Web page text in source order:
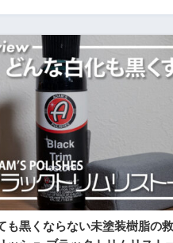
も黒くならない未塗装樹脂の